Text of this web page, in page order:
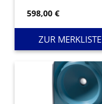
598,00€
ZUR MERKLISTE